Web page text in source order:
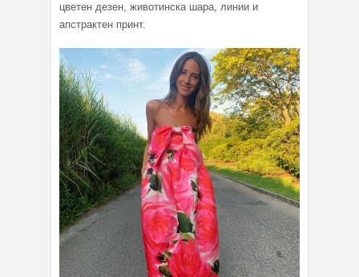
цветен дезен, животинска шара, линии и
апстрактен принт.